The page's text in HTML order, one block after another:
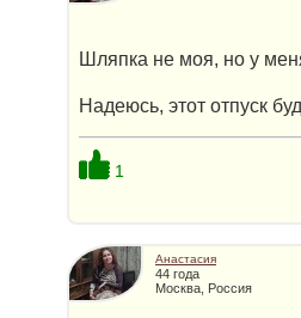
Шляпка не моя, но у
Надеюсь, этот отпуск
1
Анастасия
44 года
Москва, Россия